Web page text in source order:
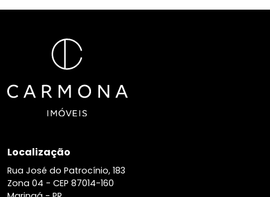
Localização
Rua José do Patrocínio, 183
Zona 04 - CEP 87014-160